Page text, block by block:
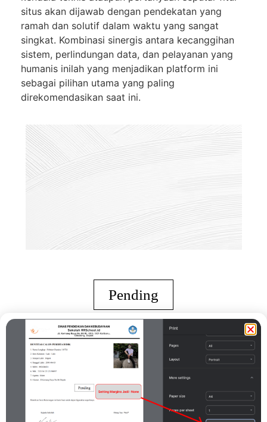
situs akan dijawab dengan pendekatan yang
ramah dan solutif dalam waktu yang sangat
singkat. Kombinasi sinergis antara kecanggihan
sistem, perlindungan data, dan pelayanan yang
humanis inilah yang menjadikan platform ini
sebagai pilihan utama yang paling
direkomendasikan saat ini.
Pending
Demikian Surat Keterangan ini kami buat untuk dapat digunakan
seperlunya.
Kepala Sekolah
( HARBUDI SUSILO, M.Pd )